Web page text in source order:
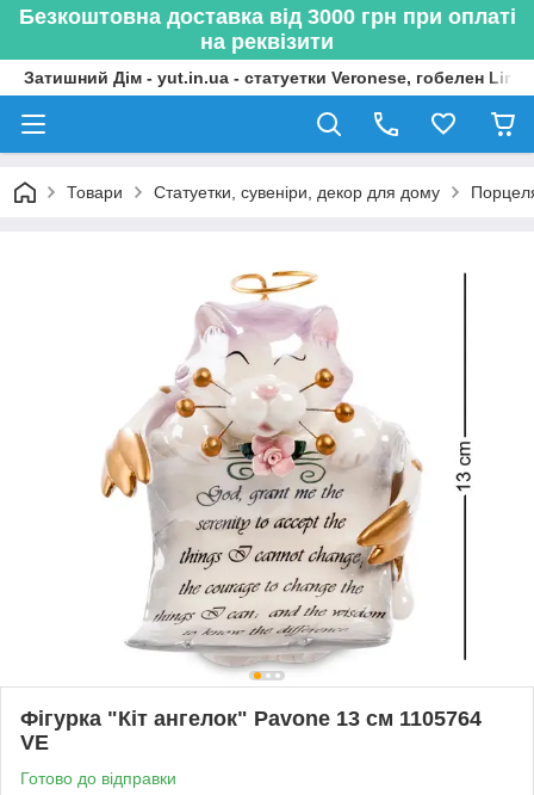
Безкоштовна доставка від 3000 грн при оплаті
на реквізити
Затишний Дім - yut.in.ua - статуетки Veronese, гобелен
Товари Статуетки, сувеніри, декор для дому
Фігурка "Кіт ангелок" Pavone 13 см 1105764
VE
Готово до відправки